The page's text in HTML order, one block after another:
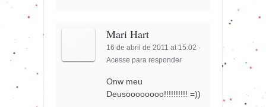
Mari Hart
16 de abril de 2011 at 15:02 ·
Acesse para responder
Onw meu
Deusoooooooo!!!!!!!!!! =))